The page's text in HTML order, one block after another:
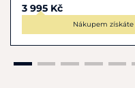
3 995 Kč
Nákupem získáte